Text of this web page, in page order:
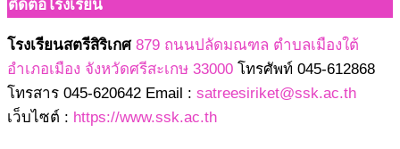
ติดต่อโรงเรียน
โรงเรียนสตรีสิริเกศ 879 ถนนปลัดมณฑล ตำบลเมืองใต้
อำเภอเมือง จังหวัดศรีสะเกษ 33000 โทรศัพท์ 045-612868
โทรสาร 045-620642 Email : satreesiriket@ssk.ac.th
เว็บไซต์ : https://www.ssk.ac.th